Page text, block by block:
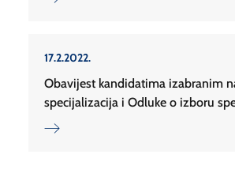
17.2.2022.
Obavijest kandidatima izabranim
specijalizacija i Odluke o izboru